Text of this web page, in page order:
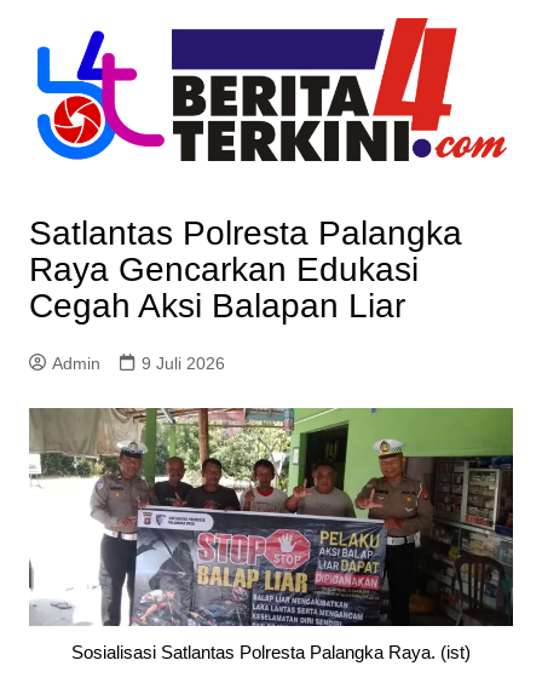
content
Satlantas Polresta Palangka
Raya Gencarkan Edukasi
Cegah Aksi Balapan Liar
Admin 9 Juli 2026
Sosialisasi Satlantas Polresta Palangka Raya. (ist)